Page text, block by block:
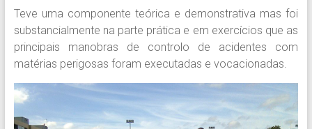
Teve uma componente teórica e demonstrativa mas foi
substancialmente na parte prática e em exercícios que as
principais manobras de controlo de acidentes com
matérias perigosas foram executadas e vocacionadas.